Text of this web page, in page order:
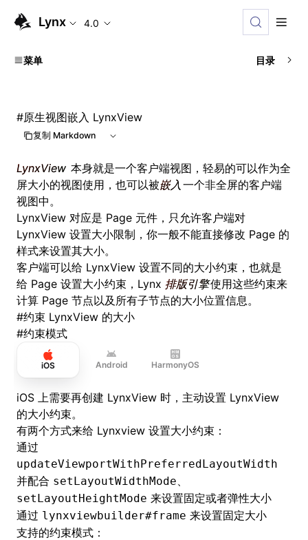
Lynx 4.0
菜单 目录
#原生视图嵌入 LynxView
复制 Markdown
LynxView 本身就是一个客户端视图，轻易的可以作为全
屏大小的视图使用，也可以被嵌入 一个非全屏的客户端
视图中。
LynxView 对应是 Page 元件，只允许客户端对
LynxView 设置大小限制，你一般不能直接修改 Page 的
样式来设置其大小。
客户端可以给 LynxView 设置不同的大小约束，也就是
给 Page 设置大小约束，Lynx 排版引擎使用这些约束来
计算 Page 节点以及所有子节点的大小位置信息。
#约束 LynxView 的大小
#约束模式
iOS Android HarmonyOS
iOS 上需要再创建 LynxView 时，主动设置 LynxView
的大小约束。
有两个方式来给 Lynxview 设置大小约束：
通过
updateViewportWithPreferredLayoutWidth
并配合 setLayoutWidthMode、
setLayoutHeightMode 来设置固定或者弹性大小
通过 lynxviewbuilder#frame 来设置固定大小
支持的约束模式：